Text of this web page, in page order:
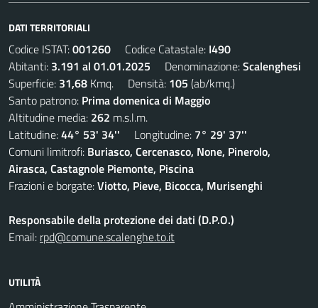
DATI TERRITORIALI
Codice ISTAT:001260 Codice Catastale: I490
Abitanti: 3.191 al 01.01.2025 Denominazione:Scalenghesi
Superficie: 31,68 Kmq. Densità: 105 (ab/kmq.)
Santo patrono: Prima domenica di Maggio
Altitudine media: 262 m.s.l.m.
Latitudine:44° 53' 34'' Longitudine: 7° 29' 37''
Comuni limitrofi: Buriasco, Cercenasco, None, Pinerolo,
Airasca, Castagnole Piemonte, Piscina
Frazioni e borgate:Viotto, Pieve, Bicocca, Murisenghi
Responsabile della protezione dei dati (D.P.O.)
Email: rpd@comune.scalenghe.to.it
UTILITÀ